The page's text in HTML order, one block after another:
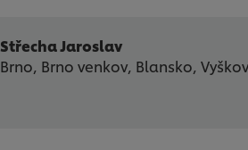
Střecha Jaroslav
Brno, Brno venkov, Blansko, Vyškov